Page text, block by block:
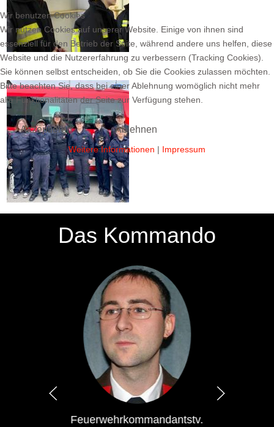
Das Kommando
Feuerwehrkommandantstv.
Wir benutzen Cookies
Wir nutzen Cookies auf unserer Website. Einige von ihnen sind
essenziell für den Betrieb der Seite, während andere uns helfen, diese
Website und die Nutzererfahrung zu verbessern (Tracking Cookies).
Sie können selbst entscheiden, ob Sie die Cookies zulassen möchten.
Bitte beachten Sie, dass bei einer Ablehnung womöglich nicht mehr
alle Funktionalitäten der Seite zur Verfügung stehen.
Akzeptieren Ablehnen
Weitere Informationen | Impressum